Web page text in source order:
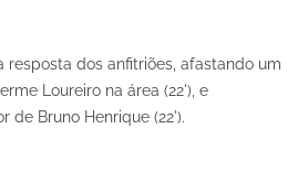
resposta dos anfitriões, afastando um
Loureiro na área (22'), e
de Bruno Henrique (22').